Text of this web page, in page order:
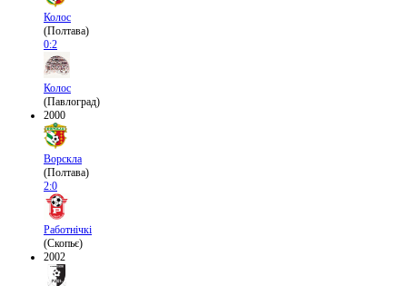
Колос
(Полтава)
0:2
Колос
(Павлоград)
2000
Ворскла
(Полтава)
2:0
Работнічкі
(Скопьє)
2002